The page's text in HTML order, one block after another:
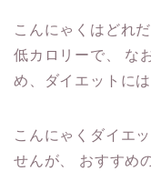
こんにゃくはどれ
低カロリーで、
な
め、ダイエットに
こんにゃくダイエ
せんが、
おすすめ